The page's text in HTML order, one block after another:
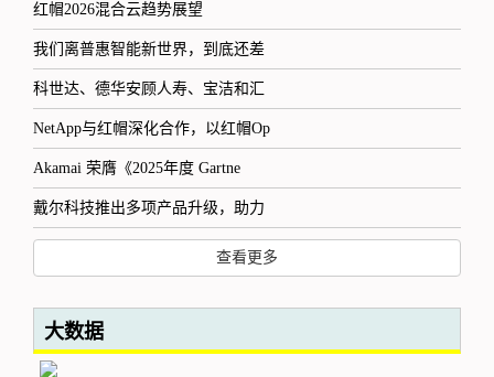
红帽2026混合云趋势展望
我们离普惠智能新世界，到底还差
科世达、德华安顾人寿、宝洁和汇
NetApp与红帽深化合作，以红帽Op
Akamai 荣膺《2025年度 Gartne
戴尔科技推出多项产品升级，助力
查看更多
大数据